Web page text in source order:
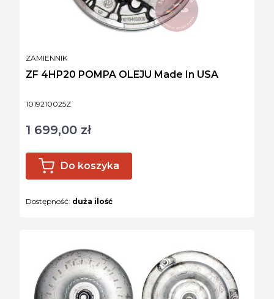
Kod produktu
1019210025Z
ZF 4HP20 POMPA OLEJU Made In USA
PRODUCENT
ZAMIENNIK
Cena
1 699,00 zł
Do koszyka
Dostępność: duża ilość